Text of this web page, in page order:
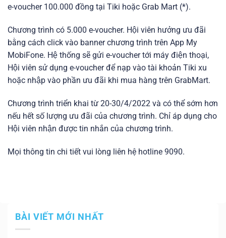
e-voucher 100.000 đồng tại Tiki hoặc Grab Mart (*).
Chương trình có 5.000 e-voucher. Hội viên hưởng ưu đãi
bằng cách click vào banner chương trình trên App My
MobiFone. Hệ thống sẽ gửi e-voucher tới máy điện thoại,
Hội viên sử dụng e-voucher để nạp vào tài khoản Tiki xu
hoặc nhập vào phần ưu đãi khi mua hàng trên GrabMart.
Chương trình triển khai từ 20-30/4/2022 và có thể sớm hơn
nếu hết số lượng ưu đãi của chương trình. Chỉ áp dụng cho
Hội viên nhận được tin nhắn của chương trình.
Mọi thông tin chi tiết vui lòng liên hệ hotline 9090.
BÀI VIẾT MỚI NHẤT